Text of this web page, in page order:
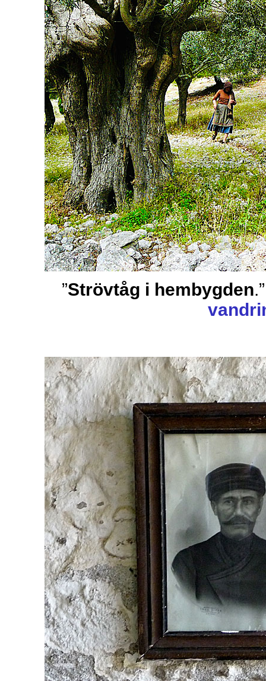
”Strövtåg i hembygden